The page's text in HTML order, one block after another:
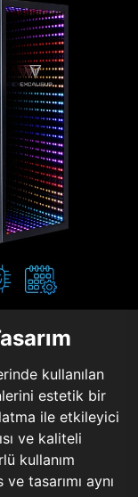
kullanılan
estetik bir
ile etkileyici
ve kaliteli
kullanım
tasarımı aynı